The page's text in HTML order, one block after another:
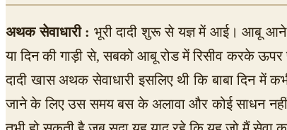
अथक सेवाधारी : भूरी दादी शुरू से यज्ञ में आई। आबू आने के
या दिन की गाड़ी से, सबको आबू रोड में रिसीव करके
दादी खास अथक सेवाधारी इसलिए थी कि बाबा दिन में
जाने के लिए उस समय बस के अलावा और कोई साधन नहीं